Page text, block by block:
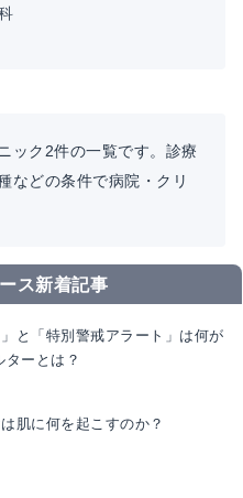
ック2件の一覧です。診療
などの条件で病院・クリ
ス新着記事
と「特別警戒アラート」は何が
ーとは？
肌に何を起こすのか？